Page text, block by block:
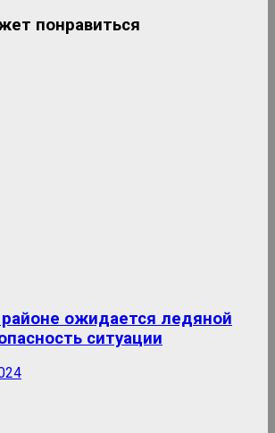
понравиться
ожидается ледяной
ситуации